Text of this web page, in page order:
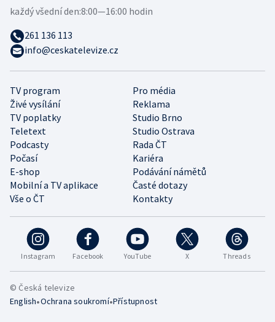
Instagram Facebook YouTube X Threads
TV program
Pro média
Živé vysílání
Reklama
TV poplatky
Studio Brno
Teletext
Studio Ostrava
Podcasty
Rada ČT
Počasí
Kariéra
E-shop
Podávání námětů
Mobilní a TV aplikace
Časté dotazy
Vše o ČT
Kontakty
každý všední den:8:00—16:00 hodin
261 136 113
info@ceskatelevize.cz
© Česká televize
English•Ochrana soukromí•Přístupnost